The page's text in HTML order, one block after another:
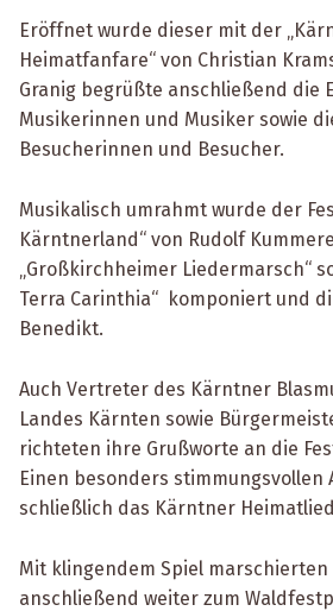
Eröffnet wurde dieser mit der
Heimatfanfare“ von Christian
Granig begrüßte anschließend die
Musikerinnen und Musiker sowie
Besucherinnen und Besucher.
Musikalisch umrahmt wurde der
Kärntnerland“ von Rudolf
„Großkirchheimer Liedermarsch“
Terra Carinthia“ komponiert und
Benedikt.
Auch Vertreter des Kärntner
Landes Kärnten sowie
richteten ihre Grußworte an die
Einen besonders stimmungsvollen
schließlich das Kärntner
Mit klingendem Spiel marschierten
anschließend weiter zum